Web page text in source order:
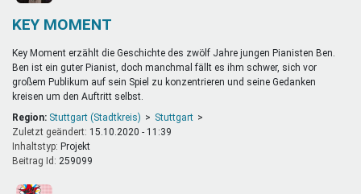
KEY MOMENT
Key Moment erzählt die Geschichte des zwölf Jahre jungen Pianisten Ben.
Ben ist ein guter Pianist, doch manchmal fällt es ihm schwer, sich vor
großem Publikum auf sein Spiel zu konzentrieren und seine Gedanken
kreisen um den Auftritt selbst.
Region: Stuttgart (Stadtkreis)
Stuttgart
Zuletzt geändert: 15.10.2020 - 11:39
Inhaltstyp:
projekt
Beitrag Id: 259099